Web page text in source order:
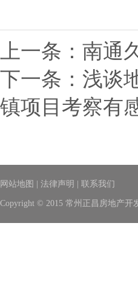
上一条： 南通
下一条： 浅谈
镇项目考察有
网站地图 法律声明 联系我们
Copyright © 2015 常州正昌房地产开